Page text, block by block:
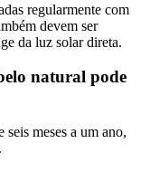
regularmente com
devem ser
da luz solar direta.
natural pode
meses a um ano,